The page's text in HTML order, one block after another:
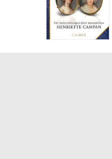
ist auch ein
Verständnis der
Geschichte überhaupt.